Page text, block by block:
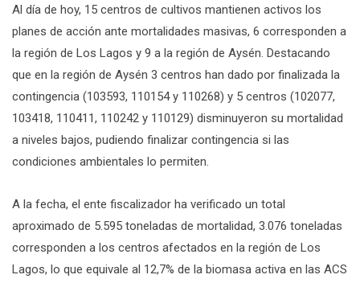
Al día de hoy, 15 centros de cultivos mantienen activos los
planes de acción ante mortalidades masivas, 6 corresponden a
la región de Los Lagos y 9 a la región de Aysén. Destacando
que en la región de Aysén 3 centros han dado por finalizada la
contingencia (103593, 110154 y 110268) y 5 centros (102077,
103418, 110411, 110242 y 110129) disminuyeron su mortalidad
a niveles bajos, pudiendo finalizar contingencia si las
condiciones ambientales lo permiten.
A la fecha, el ente fiscalizador ha verificado un total
aproximado de 5.595 toneladas de mortalidad, 3.076 toneladas
corresponden a los centros afectados en la región de Los
Lagos, lo que equivale al 12,7% de la biomasa activa en las ACS